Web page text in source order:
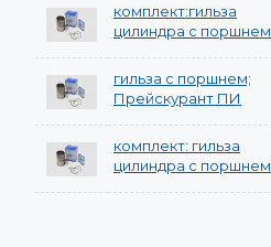
комплект:гильза
цилиндра с поршнем
гильза с поршнем;
Прейскурант ПИ
комплект: гильза
цилиндра с поршнем